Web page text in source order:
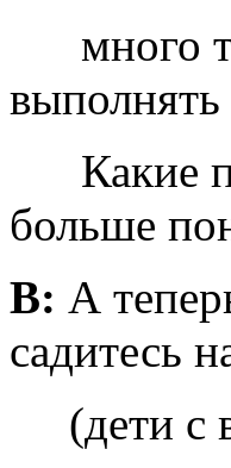
много
выполнять
Какие
больше
В: А
садитесь
(дети с